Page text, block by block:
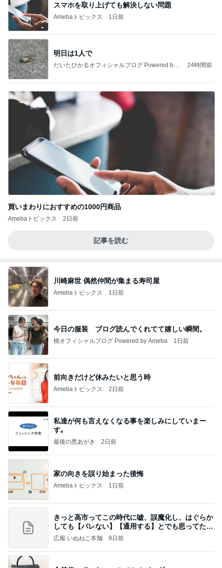
スマホを取り上げても解決しない問題
Amebaトピックス 1日前
明日は1人で
だいたひかるオフィシャルブログ Powered by
24時間前
買いまわりにおすすめの1000円商品
Amebaトピックス 2日前
記事を読む
川崎麻世 偶然仲間が集まる寿司屋
Amebaトピックス 1日前
今日の服装 ブログ読んでくれてて嬉しい瞬間。
桃オフィシャルブログ Powered by Ameba 1日前
前向きだけど休みたいと思う時
Amebaトピックス 2日前
私達が何も言えなくなる事を楽しみにしていまー
す｡
最後の悪あがき 2日前
家の向きを誤り始まった後悔
Amebaトピックス 1日前
きっと高市ってこの時代に嘘、誤魔化し、はぐらか
しても【バレない】【通用する】とでも思ってたん
だろ
広報 いぬねこ本舗 9日前